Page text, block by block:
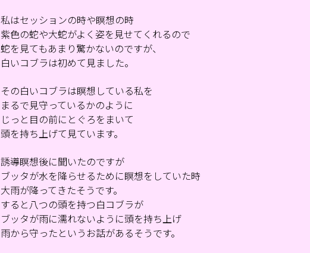
私はセッションの時や瞑想の時
紫色の蛇や大蛇がよく姿を見せてくれるので
蛇を見てもあまり驚かないのですが、
白いコブラは初めて見ました。
その白いコブラは瞑想している私を
まるで見守っているかのように
じっと目の前にとぐろをまいて
頭を持ち上げて見ています。
誘導瞑想後に聞いたのですが
ブッタが水を降らせるために瞑想をしていた時
大雨が降ってきたそうです。
すると八つの頭を持つ白コブラが
ブッタが雨に濡れないように頭を持ち上げ
雨から守ったというお話があるそうです。